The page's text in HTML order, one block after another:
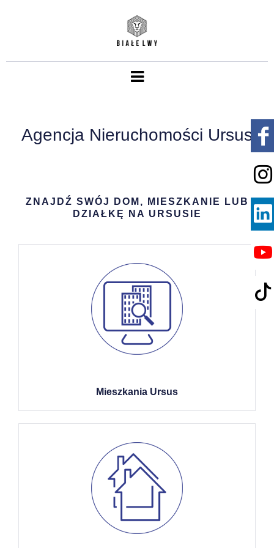
Agencja Nieruchomości Ursus
ZNAJDŹ SWÓJ DOM, MIESZKANIE LUB
DZIAŁKĘ NA URSUSIE
Mieszkania Ursus